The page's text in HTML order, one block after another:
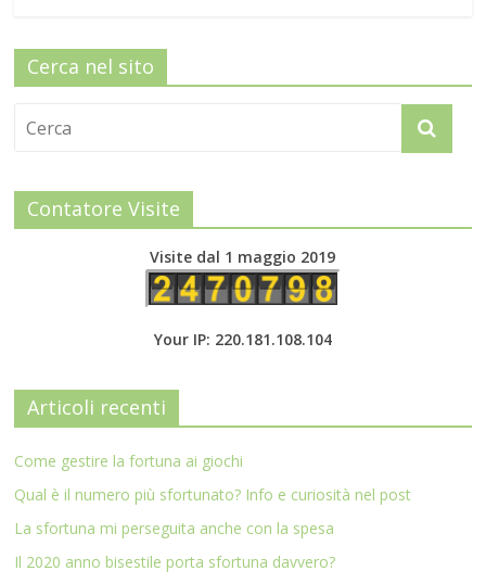
Cerca nel sito
Contatore Visite
Visite dal 1 maggio 2019
Your IP: 220.181.108.104
Articoli recenti
Come gestire la fortuna ai giochi
Qual è il numero più sfortunato? Info e curiosità nel post
La sfortuna mi perseguita anche con la spesa
Il 2020 anno bisestile porta sfortuna davvero?